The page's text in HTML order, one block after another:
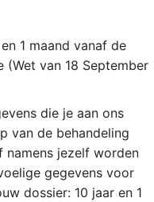
1 maand vanaf de
(Wet van 18 September
die je aan ons
van de behandeling
namens jezelf worden
gegevens voor
dossier: 10 jaar en 1